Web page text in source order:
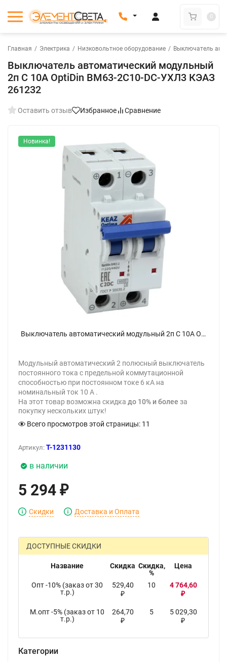
0
Главная / Электрика / Низковольтное оборудование / Выключатель
Выключатель автоматический модульный
2п C 10А OptiDin BM63-2C10-DC-УХЛ3 КЭАЗ
261232
Оставить отзыв Избранное Сравнение
Новинка!
Выключатель автоматический модульный 2п C 10А OptiDin BM63-2C10-DC-УХЛ3 КЭАЗ 261232 - фото
Модульный автоматический 2 полюсный выключатель
постоянного тока с предельной коммутационной
способностью при постоянном токе 6 кА на
номинальный ток 10 А .
На этот товар возможна скидка до 10% и более за
покупку нескольких штук!
Всего просмотров этой страницы: 11
Артикул: T-1231130
в наличии
5 294 ₽
Скидки Доставка и Оплата
ДОСТУПНЫЕ СКИДКИ
Название Скидка Скидка,
%
Цена
Опт -10% (заказ от 30
т.р.)
529,40
₽
10 4 764,60
₽
М.опт -5% (заказ от 10
т.р.)
264,70
₽
5 5 029,30
₽
Категории